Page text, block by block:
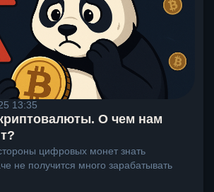
13:35
О чем нам
цифровых монет знать
не получится много зарабатывать